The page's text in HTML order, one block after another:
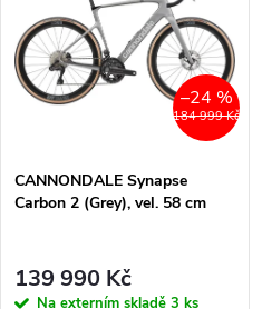
184 999 Kč
–24 %
CANNONDALE Synapse
Carbon 2 (Grey), vel. 58 cm
139 990 Kč
Na externím skladě 3 ks